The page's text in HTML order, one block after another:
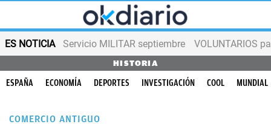
ES NOTICIA Servicio MILITAR septiembre VOLUNTARIOS
HISTORIA
ESPAÑA ECONOMÍA DEPORTES INVESTIGACIÓN COOL MUNDIAL
COMERCIO ANTIGUO